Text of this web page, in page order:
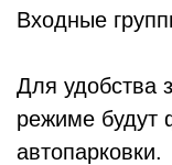
Входные
Для удобства
режиме будут
автопарковки.